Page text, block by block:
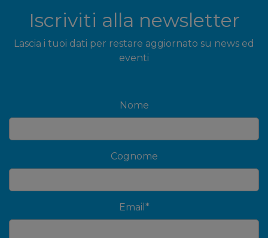
Iscriviti alla newsletter
Lascia i tuoi dati per restare aggiornato su news ed
eventi
Nome
Cognome
Email *